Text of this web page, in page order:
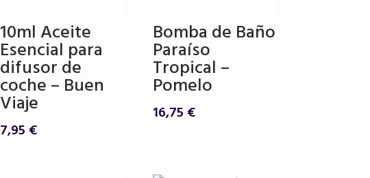
10ml Aceite
Esencial para
difusor de
coche – Buen
Viaje
7,95 €
Bomba de Baño
Paraíso
Tropical –
Pomelo
16,75 €